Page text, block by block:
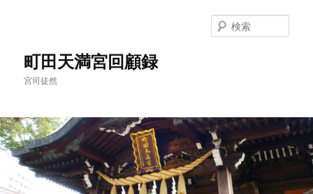
へ
移
動
町田天満宮回顧録
宮司徒然
索